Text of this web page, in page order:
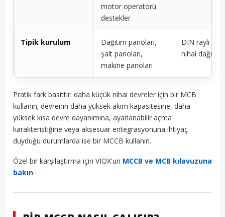
motor operatörü
destekler
Tipik kurulum
Dağıtım panoları,
şalt panoları,
makine panoları
DIN raylı
nihai dağıtım
Pratik fark basittir: daha küçük nihai devreler için bir MCB
kullanın; devrenin daha yüksek akım kapasitesine, daha
yüksek kısa devre dayanımına, ayarlanabilir açma
karakteristiğine veya aksesuar entegrasyonuna ihtiyaç
duyduğu durumlarda ise bir MCCB kullanın.
Özel bir karşılaştırma için VIOX'un MCCB ve MCB kılavuzuna
bakın.